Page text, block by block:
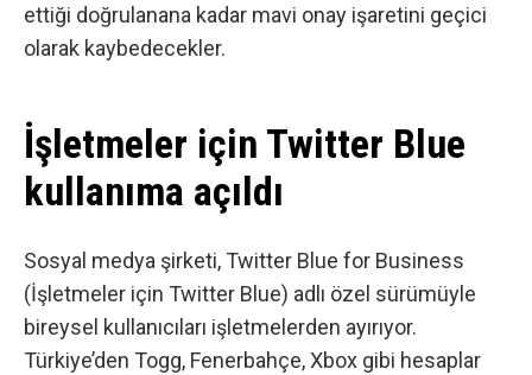
ettiği doğrulanana kadar mavi onay işaretini geçici
olarak kaybedecekler.
İşletmeler için Twitter Blue
kullanıma açıldı
Sosyal medya şirketi, Twitter Blue for Business
(İşletmeler için Twitter Blue) adlı özel sürümüyle
bireysel kullanıcıları işletmelerden ayırıyor.
Türkiye’den Togg, Fenerbahçe, Xbox gibi hesaplar